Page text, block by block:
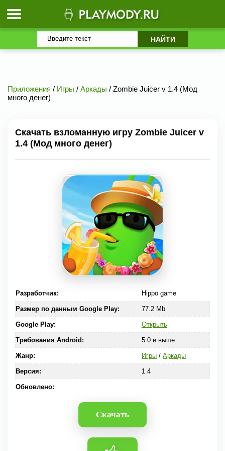
Приложения / Игры / Аркады / Zombie Juicer v 1.4 (Мод
много денег)
Скачать взломанную игру Zombie Juicer v
1.4 (Мод много денег)
Разработчик: Hippo game
Размер по данным Google Play: 77.2 Mb
Google Play: Открыть
Требования Android: 5.0 и выше
Жанр: Игры/ Аркады
Версия: 1.4
Обновлено:
Скачать